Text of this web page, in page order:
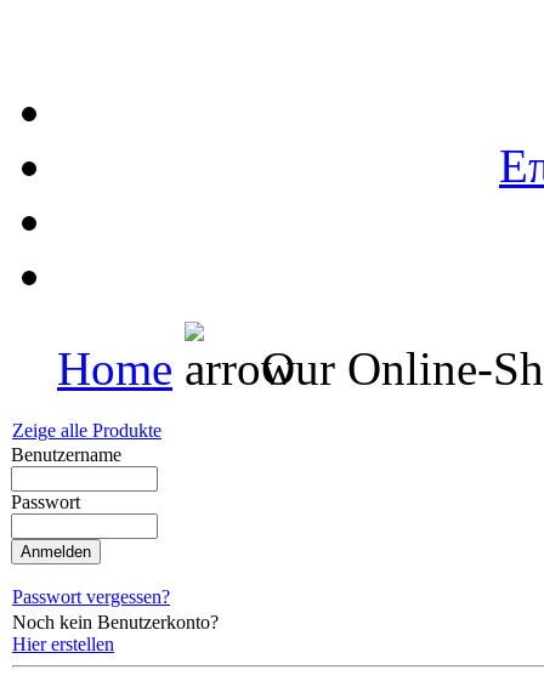
Home Our Online-
Zeige alle Produkte
Benutzername
Passwort
Passwort vergessen?
Noch kein Benutzerkonto?
Hier erstellen